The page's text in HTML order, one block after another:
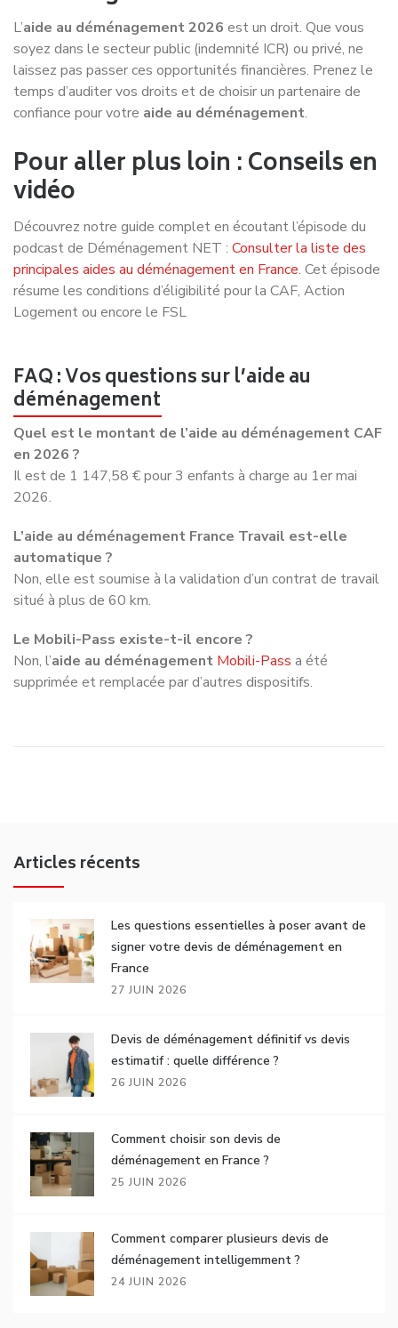
L’aide au déménagement 2026 est un droit. Que vous
soyez dans le secteur public (indemnité ICR) ou privé, ne
laissez pas passer ces opportunités financières. Prenez le
temps d’auditer vos droits et de choisir un partenaire de
confiance pour votre aide au déménagement.
Pour aller plus loin : Conseils en
vidéo
Découvrez notre guide complet en écoutant l’épisode du
podcast de Déménagement NET : Consulter la liste des
principales aides au déménagement en France. Cet épisode
résume les conditions d’éligibilité pour la CAF, Action
Logement ou encore le FSL
FAQ : Vos questions sur l’aide au
déménagement
Quel est le montant de l’aide au déménagement CAF
en 2026 ?
Il est de 1 147,58 € pour 3 enfants à charge au 1er mai
2026.
L’aide au déménagement France Travail est-elle
automatique ?
Non, elle est soumise à la validation d’un contrat de travail
situé à plus de 60 km.
Le Mobili-Pass existe-t-il encore ?
Non, l’aide au déménagement Mobili-Pass a été
supprimée et remplacée par d’autres dispositifs.
Articles récents
Les questions essentielles à poser avant de
signer votre devis de déménagement en
France
27 JUIN 2026
Devis de déménagement définitif vs devis
estimatif : quelle différence ?
26 JUIN 2026
Comment choisir son devis de
déménagement en France ?
25 JUIN 2026
Comment comparer plusieurs devis de
déménagement intelligemment ?
24 JUIN 2026